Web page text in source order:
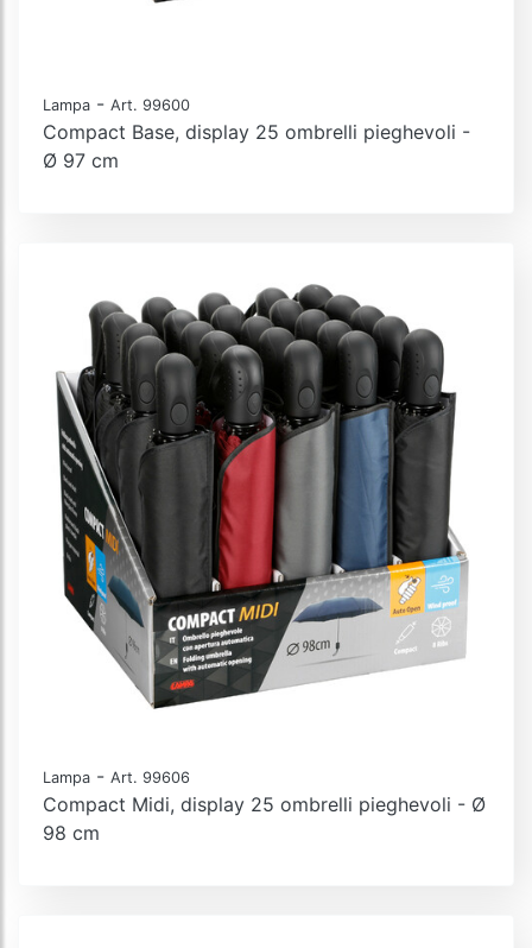
Lampa - Art. 99600
Compact Base, display 25 ombrelli pieghevoli -
Ø 97 cm
Lampa - Art. 99606
Compact Midi, display 25 ombrelli pieghevoli - Ø
98 cm